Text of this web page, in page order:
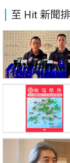
至 Hit 新聞